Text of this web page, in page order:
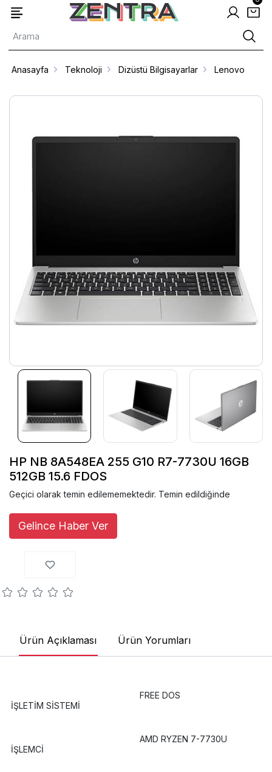
Anasayfa Teknoloji Dizüstü Bilgisayarlar Lenovo
HP NB 8A548EA 255 G10 R7-7730U 16GB
512GB 15.6 FDOS
Geçici olarak temin edilememektedir. Temin edildiğinde
Gelince Haber Ver
Ürün Açıklaması Ürün Yorumları
İŞLETİM SİSTEMİ
FREE DOS
İŞLEMCİ
AMD RYZEN 7-7730U